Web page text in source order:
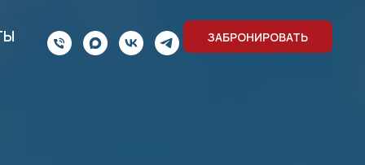
ЗАБРОНИРОВАТЬ